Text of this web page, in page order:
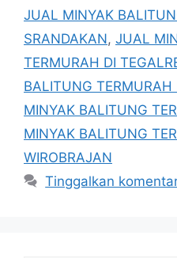
JUAL MINYAK
SRANDAKAN, JUAL
TERMURAH DI
BALITUNG TERMURAH
MINYAK BALITUNG
MINYAK BALITUNG
WIROBRAJAN
Tinggalkan